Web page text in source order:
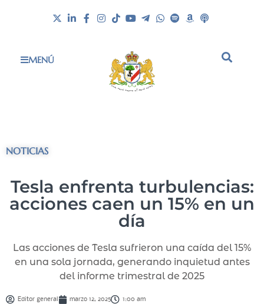
MENÚ
NOTICIAS
Tesla enfrenta turbulencias:
acciones caen un 15% en un
día
Las acciones de Tesla sufrieron una caída del 15%
en una sola jornada, generando inquietud antes
del informe trimestral de 2025
Editor general marzo 12, 2025 1:00 am